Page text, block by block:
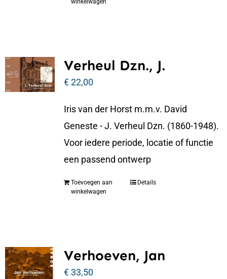
winkelwagen
Verheul Dzn., J.
€22,00
Iris van der Horst m.m.v. David
Geneste - J. Verheul Dzn. (1860-1948).
Voor iedere periode, locatie of functie
een passend ontwerp
Toevoegen aan
winkelwagen
Details
Verhoeven, Jan
€33,50